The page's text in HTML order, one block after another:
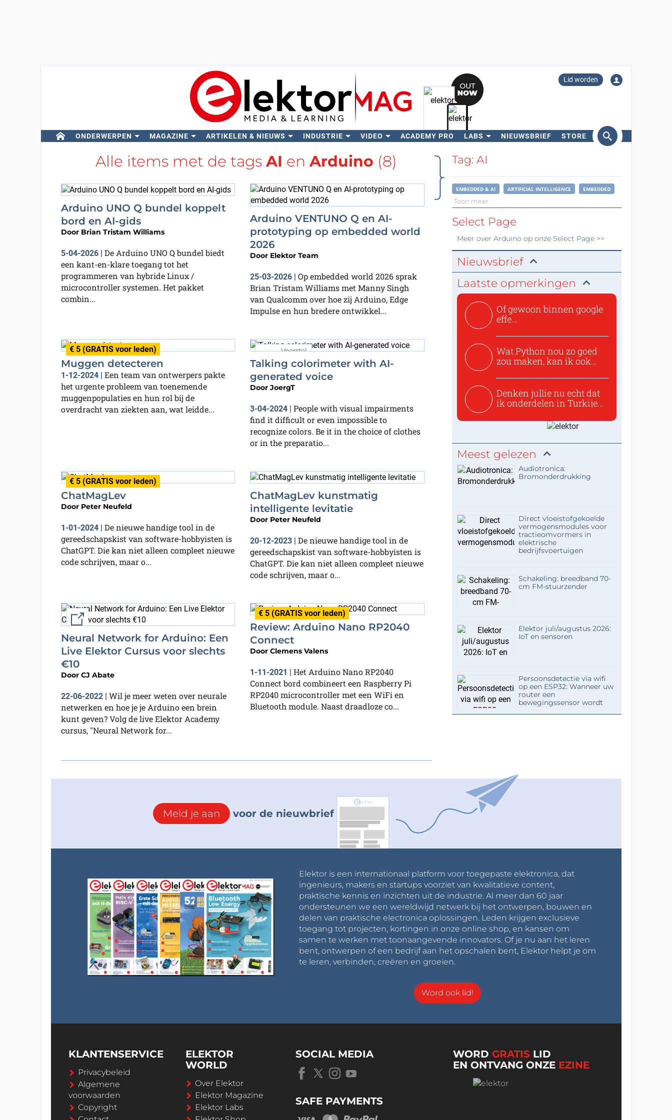
Lid worden
ONDERWERPEN MAGAZINE ARTIKELEN & NIEUWS INDUSTRIE VIDEO ACADEMY PRO LABS NIEUWSBRIEF STORE
Zoeken
Alle items met de tags AI en Arduino (8)
Arduino UNO Q bundel koppelt
bord en AI-gids
Door Brian Tristam Williams
5-04-2026| De Arduino UNO Q bundel biedt
een kant-en-klare toegang tot het
programmeren van hybride Linux /
microcontroller systemen. Het pakket
combin...
Arduino VENTUNO Q en AI-
prototyping op embedded world
2026
Door Elektor Team
25-03-2026 | Op embedded world 2026 sprak
Brian Tristam Williams met Manny Singh
van Qualcomm over hoe zij Arduino, Edge
Impulse en hun bredere ontwikkel...
€ 5 (GRATIS voor leden)
Muggen detecteren
1-12-2024| Een team van ontwerpers pakte
het urgente probleem van toenemende
muggenpopulaties en hun rol bij de
overdracht van ziekten aan, wat leidde...
Voorstel
Talking colorimeter with AI-
generated voice
Door JoergT
3-04-2024 | People with visual impairments
find it difficult or even impossible to
recognize colors. Be it in the choice of clothes
or in the preparatio...
€ 5 (GRATIS voor leden)
ChatMagLev
Door Peter Neufeld
1-01-2024| De nieuwe handige tool in de
gereedschapskist van software-hobbyisten is
ChatGPT. Die kan niet alleen compleet nieuwe
code schrijven, maar o...
ChatMagLev kunstmatig
intelligente levitatie
Door Peter Neufeld
20-12-2023 | De nieuwe handige tool in de
gereedschapskist van software-hobbyisten is
ChatGPT. Die kan niet alleen compleet nieuwe
code schrijven, maar o...
External link
Neural Network for Arduino: Een
Live Elektor Cursus voor slechts
€10
Door CJ Abate
22-06-2022| Wil je meer weten over neurale
netwerken en hoe je je Arduino een brein
kunt geven? Volg de live Elektor Academy
cursus, "Neural Network for...
€ 5 (GRATIS voor leden)
Review: Arduino Nano RP2040
Connect
Door Clemens Valens
1-11-2021
Het Arduino Nano RP2040
Connect bord combineert een Raspberry Pi
RP2040 microcontroller met een WiFi en
Bluetooth module. Naast draadloze co...
Tag: AI
EMBEDDED & AI ARTIFICIAL INTELLIGENCE EMBEDDED
Toon meer
Select Page
Meer over Arduino op onze Select Page >>
Nieuwsbrief
Laatste opmerkingen
Of gewoon binnen google
effe
Wat Python nou zo goed
zou maken, kan ik ook
Denken jullie nu echt dat
ik onderdelen in Turkije...
Meest gelezen
Audiotronica:
Bromonderdrukking
Direct vloeistofgekoelde
vermogensmodules voor
tractieomvormers in
elektrische
bedrijfsvoertuigen
Schakeling: breedband 70-
cm FM-stuurzender
Elektor juli/augustus 2026:
IoT en sensoren
Persoonsdetectie via wifi
op een ESP32: Wanneer uw
router een
bewegingssensor wordt
Meld je aan voor de nieuwbrief
Elektor is een internationaal platform voor toegepaste elektronica, dat
ingenieurs, makers en startups voorziet van kwalitatieve content,
praktische kennis en inzichten uit de industrie. Al meer dan 60 jaar
ondersteunen we een wereldwijd netwerk bij het ontwerpen, bouwen en
delen van praktische electronica oplossingen. Leden krijgen exclusieve
toegang tot projecten, kortingen in onze online shop, en kansen om
samen te werken met toonaangevende innovators. Of je nu aan het leren
bent, ontwerpen of een bedrijf aan het opschalen bent, Elektor helpt je om
te leren, verbinden, creëren en groeien.
Word ook lid!
KLANTENSERVICE
Privacybeleid
Algemene
voorwaarden
Copyright
ELEKTOR
WORLD
Over Elektor
Elektor Magazine
Elektor Labs
SOCIAL MEDIA
SAFE PAYMENTS
WORDGRATIS LID
EN ONTVANG ONZE EZINE